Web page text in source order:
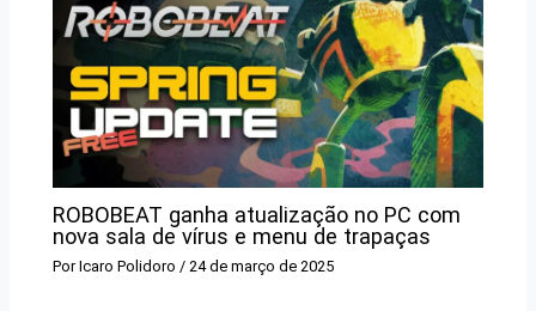
ROBOBEAT ganha atualização no PC com
nova sala de vírus e menu de trapaças
PorIcaro Polidoro / 24 de março de 2025